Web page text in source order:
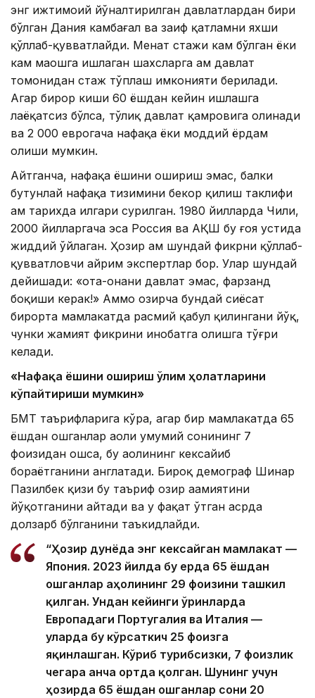
энг ижтимоий йўналтирилган давлатлардан бири
бўлган Дания камбағал ва заиф қатламни яхши
қўллаб-қувватлайди. Меҳнат стажи кам бўлган ёки
кам маошга ишлаган шахсларга ҳам давлат
томонидан стаж тўплаш имконияти берилади.
Агар бирор киши 60 ёшдан кейин ишлашга
лаёқатсиз бўлса, тўлиқ давлат қамровига олинади
ва 2 000 еврогача нафақа ёки моддий ёрдам
олиши мумкин.
Айтганча, нафақа ёшини ошириш эмас, балки
бутунлай нафақа тизимини бекор қилиш таклифи
ҳам тарихда илгари сурилган. 1980 йилларда Чили,
2000 йилларгача эса Россия ва АҚШ бу ғоя устида
жиддий ўйлаган. Ҳозир ҳам шундай фикрни қўллаб-
қувватловчи айрим экспертлар бор. Улар шундай
дейишади: «ота-онани давлат эмас, фарзанд
боқиши керак!» Аммо ҳозирча бундай сиёсат
бирорта мамлакатда расмий қабул қилингани йўқ,
чунки жамият фикрини инобатга олишга тўғри
келади.
«Нафақа ёшини ошириш ўлим ҳолатларини
кўпайтириши мумкин»
БМТ таърифларига кўра, агар бир мамлакатда 65
ёшдан ошганлар аҳоли умумий сонининг 7
фоизидан ошса, бу аҳолининг кексайиб
бораётганини англатади. Бироқ демограф Шинар
Пазилбек қизи бу таъриф ҳозир аҳамиятини
йўқотганини айтади ва у фақат ўтган асрда
долзарб бўлганини таъкидлайди.
“Ҳозир дунёда энг кексайган мамлакат —
Япония. 2023 йилда бу ерда 65 ёшдан
ошганлар аҳолининг 29 фоизини ташкил
қилган. Ундан кейинги ўринларда
Европадаги Португалия ва Италия —
уларда бу кўрсаткич 25 фоизга
яқинлашган. Кўриб турибсизки, 7 фоизлик
чегара анча ортда қолган. Шунинг учун
ҳозирда 65 ёшдан ошганлар сони 20